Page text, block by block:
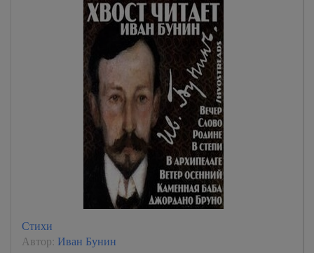
Стихи
Автор: Иван Бунин